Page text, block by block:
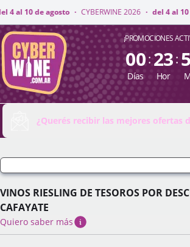
2026 · del 4 al 10 de agosto · CYBERWINE
CyberWine ¡PROMOCIONES
00
Días
: 23
Hor
:
¿Querés recibir las mejores ofertas
VINOS RIESLING DE TESOROS POR
CAFAYATE
Quiero saber más